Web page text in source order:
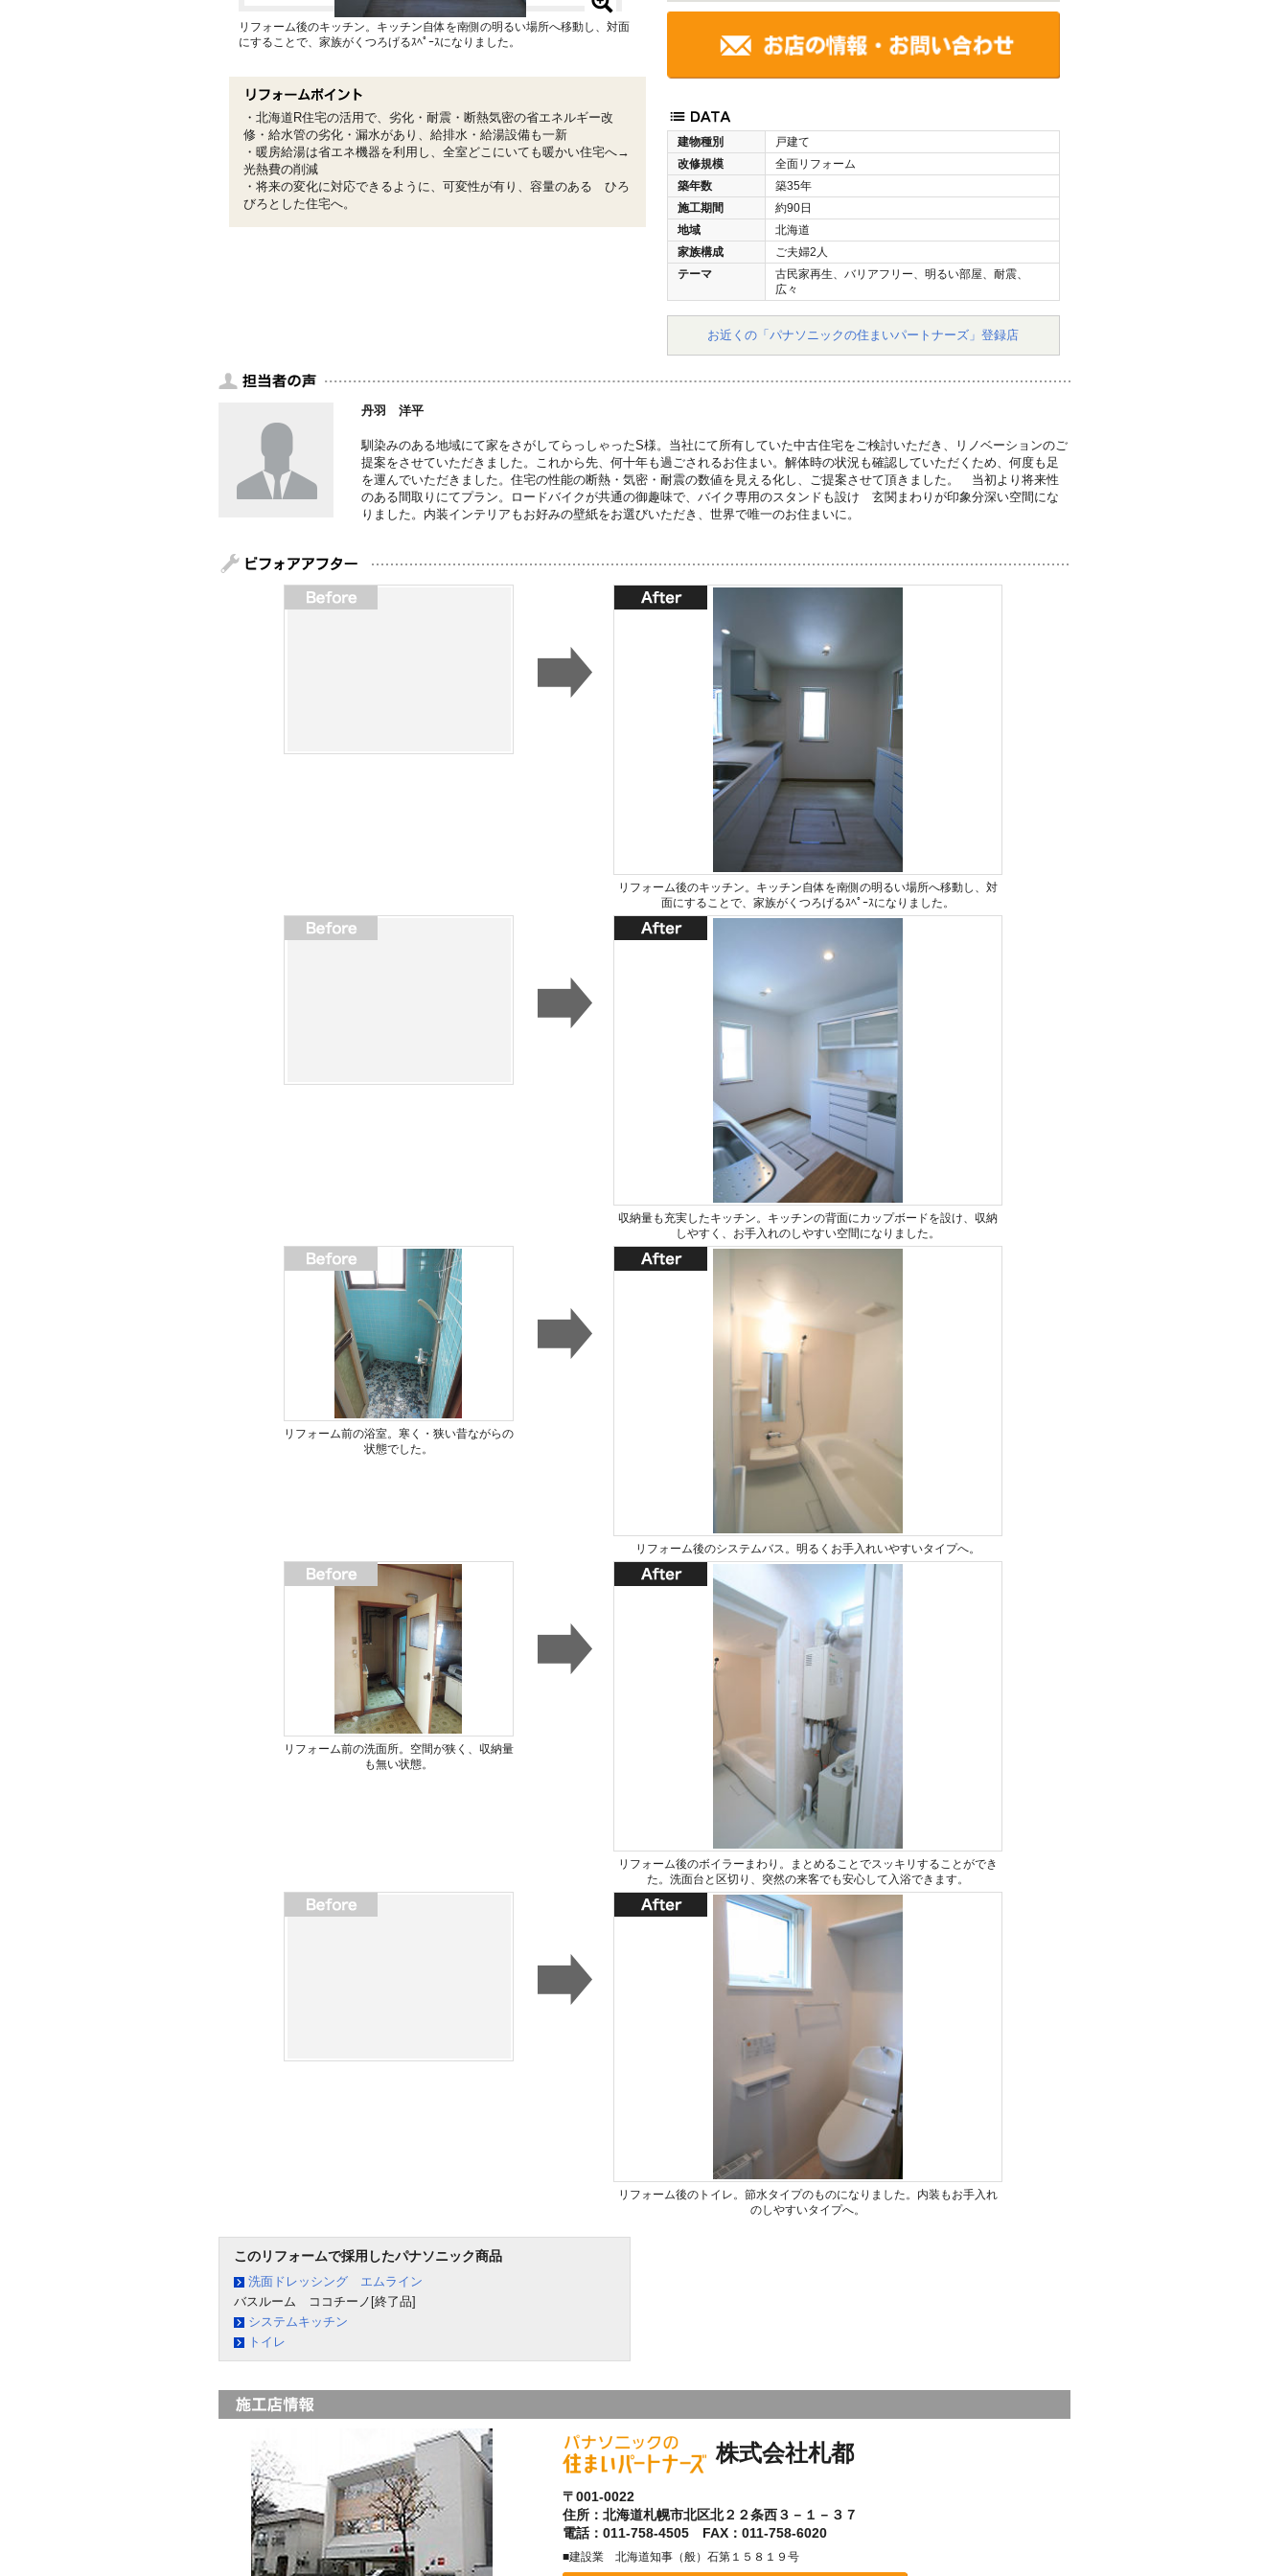
建物種別
戸建て
改修規模
全面リフォーム
築年数
築35年
施工期間
約90日
地域
北海道
家族構成
ご夫婦2人
テーマ
古民家再生、バリアフリー、明るい部屋、耐震、
広々
お近くの「パナソニックの住まいパートナーズ」登録店
リフォーム後のキッチン。キッチン自体を南側の明るい場所へ移動し、対面
にすることで、家族がくつろげるｽﾍﾟｰｽになりました。
・北海道R住宅の活用で、劣化・耐震・断熱気密の省エネルギー改
修・給水管の劣化・漏水があり、給排水・給湯設備も一新
・暖房給湯は省エネ機器を利用し、全室どこにいても暖かい住宅へ→
光熱費の削減
・将来の変化に対応できるように、可変性が有り、容量のある ひろ
びろとした住宅へ。
丹羽 洋平
馴染みのある地域にて家をさがしてらっしゃったS様。当社にて所有していた中古住宅をご検討いただき、リノベーションのご
提案をさせていただきました。これから先、何十年も過ごされるお住まい。解体時の状況も確認していただくため、何度も足
を運んでいただきました。住宅の性能の断熱・気密・耐震の数値を見える化し、ご提案させて頂きました。 当初より将来性
のある間取りにてプラン。ロードバイクが共通の御趣味で、バイク専用のスタンドも設け 玄関まわりが印象分深い空間にな
りました。内装インテリアもお好みの壁紙をお選びいただき、世界で唯一のお住まいに。
リフォーム後のキッチン。キッチン自体を南側の明るい場所へ移動し、対
面にすることで、家族がくつろげるｽﾍﾟｰｽになりました。
収納量も充実したキッチン。キッチンの背面にカップボードを設け、収納
しやすく、お手入れのしやすい空間になりました。
リフォーム前の浴室。寒く・狭い昔ながらの
状態でした。
リフォーム後のシステムバス。明るくお手入れいやすいタイプへ。
リフォーム前の洗面所。空間が狭く、収納量
も無い状態。
リフォーム後のボイラーまわり。まとめることでスッキリすることができ
た。洗面台と区切り、突然の来客でも安心して入浴できます。
リフォーム後のトイレ。節水タイプのものになりました。内装もお手入れ
のしやすいタイプへ。
このリフォームで採用したパナソニック商品
洗面ドレッシング エムライン
バスルーム ココチーノ[終了品]
システムキッチン
トイレ
株式会社札都
〒001-0022
住所：北海道札幌市北区北２２条西３－１－３７
電話：011-758-4505 FAX：011-758-6020
■建設業 北海道知事（般）石第１５８１９号